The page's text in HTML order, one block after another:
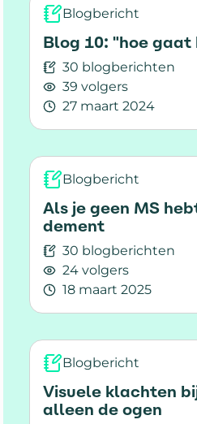
Blogbericht
Blog 10: "hoe gaat
30 blogberichten
39 volgers
27 maart 2024
Lees meer over Blog
Blogbericht
Als je geen MS
dement
30 blogberichten
24 volgers
18 maart 2025
Lees meer over Als je
Blogbericht
Visuele klachten
alleen de ogen